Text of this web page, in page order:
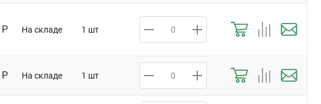
Р На складе 1 шт
Р На складе 1 шт